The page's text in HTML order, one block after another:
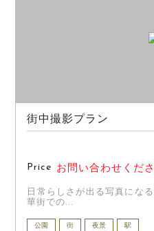
街中撮影プラン
Price お問い合わせくだ
日常らしさが出る写真にな
華街での...
公園 街 夜景 駅